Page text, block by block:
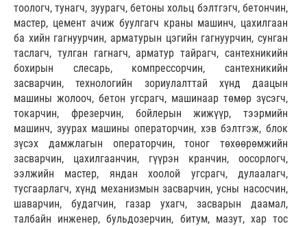
тоологч, тунагч, зуурагч, бетоны хольц бэлтгэгч, бетончин,
мастер, цемент ачиж буулгагч краны машинч, цахилгаан
ба хийн гагнуурчин, арматурын цэгийн гагнуурчин, сунган
таслагч, тулган гагнагч, арматур тайрагч, сантехникийн
бохирын слесарь, компрессорчин, сантехникийн
засварчин, технологийн зориулалттай хүнд даацын
машины жолооч, бетон угсрагч, машинаар төмөр зүсэгч,
токарчин, фрезерчин, бойлерын жижүүр, тээрмийн
машинч, зуурах машины операторчин, хэв бэлтгэж, блок
зүсэх дамжлагын операторчин, тоног төхөөрөмжийн
засварчин, цахилгаанчин, гүүрэн кранчин, оосорлогч,
ээлжийн мастер, яндан хоолой угсрагч, дулаалагч,
тусгаарлагч, хүнд механизмын засварчин, усны насосчин,
шаварчин, будагчин, газар ухагч, засварын даамал,
талбайн инженер, бульдозерчин, битум, мазут, хар тос